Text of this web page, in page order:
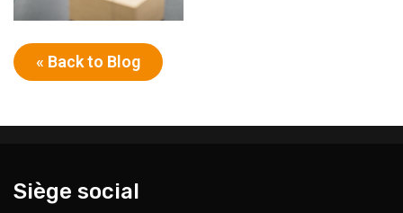
« Back to Blog
Siège social